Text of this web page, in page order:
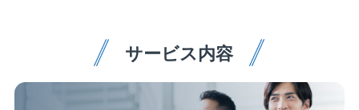
サービス内容